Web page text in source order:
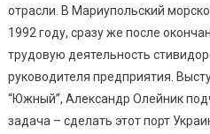
отрасли. В Мариупольский
1992 году, сразу же после
трудовую деятельность
руководителя предприятия.
“Южный”, Александр Олейник
задача – сделать этот порт